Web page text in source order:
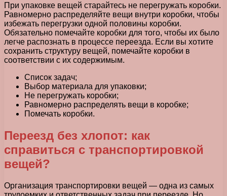
При упаковке вещей старайтесь не перегружать коробки.
Равномерно распределяйте вещи внутри коробки, чтобы
избежать перегрузки одной половины коробки.
Обязательно помечайте коробки для того, чтобы их было
легче распознать в процессе переезда. Если вы хотите
сохранить структуру вещей, помечайте коробки в
соответствии с их содержимым.
Список задач;
Выбор материала для упаковки;
Не перегружать коробки;
Равномерно распределять вещи в коробке;
Помечать коробки.
Переезд без хлопот: как
справиться с транспортировкой
вещей?
Организация транспортировки вещей — одна из самых